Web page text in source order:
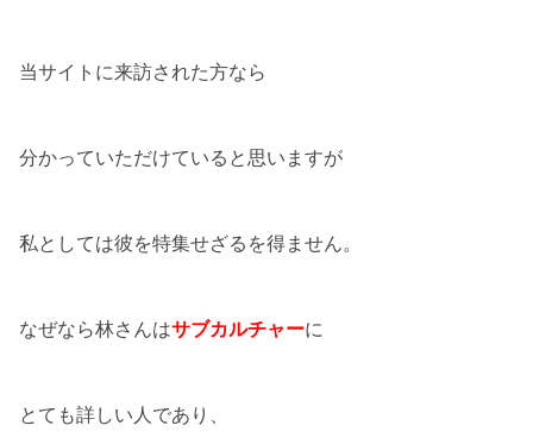
当サイトに来訪された方なら
分かっていただけていると思いますが
私としては彼を特集せざるを得ません。
なぜなら林さんはサブカルチャーに
とても詳しい人であり、